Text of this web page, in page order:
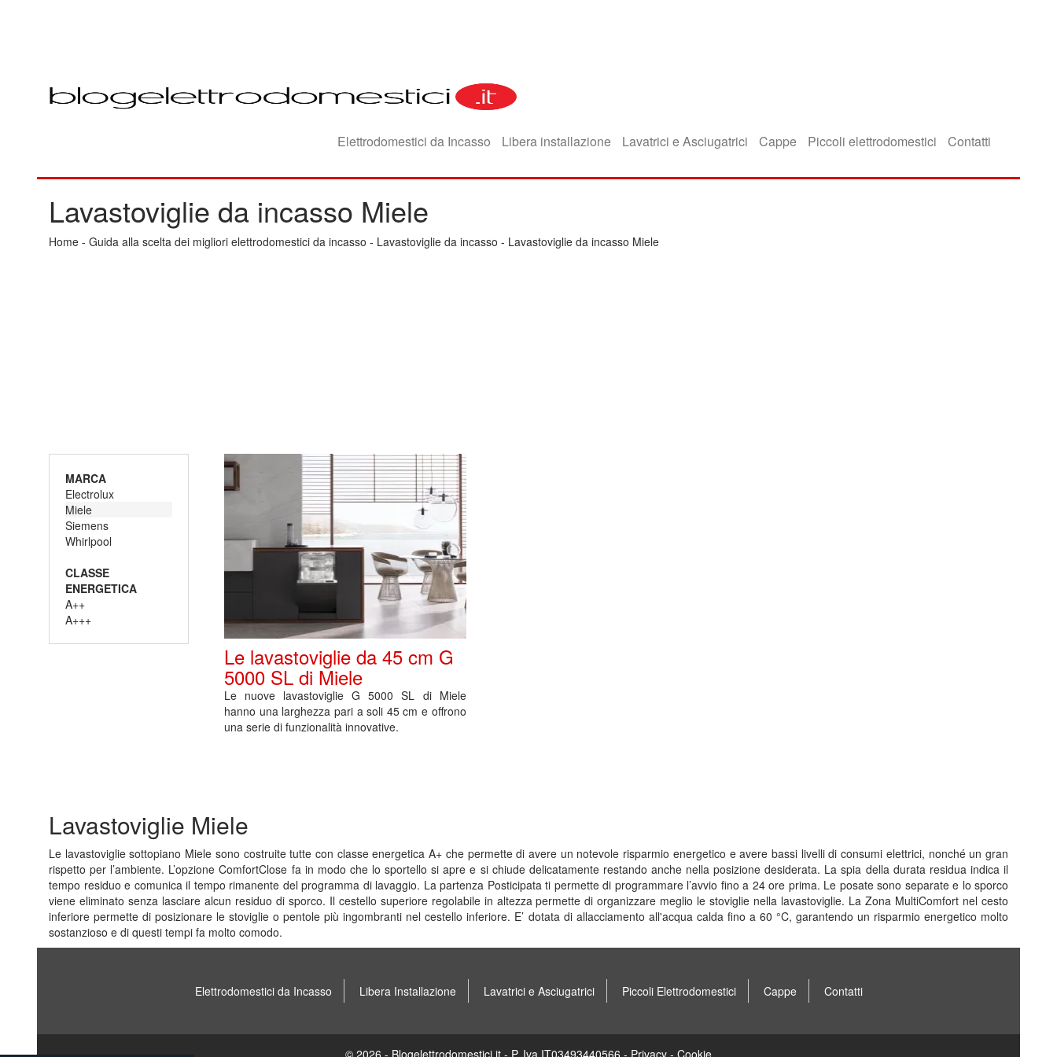
Elettrodomestici da Incasso Libera installazione Lavatrici e Asciugatrici Cappe Piccoli elettrodomestici Contatti
Lavastoviglie da incasso Miele
Home - Guida alla scelta dei migliori elettrodomestici da incasso - Lavastoviglie da incasso - Lavastoviglie da incasso Miele
MARCA
Electrolux
Miele
Siemens
Whirlpool
CLASSE
ENERGETICA
A++
A+++
Le lavastoviglie da 45 cm G
5000 SL di Miele
Le nuove lavastoviglie G 5000 SL di Miele
hanno una larghezza pari a soli 45 cm e offrono
una serie di funzionalità innovative.
Lavastoviglie Miele
Le lavastoviglie sottopiano Miele sono costruite tutte con classe energetica A+ che permette di avere un notevole risparmio energetico e avere bassi livelli di consumi elettrici, nonché un gran
rispetto per l’ambiente. L’opzione ComfortClose fa in modo che lo sportello si apre e si chiude delicatamente restando anche nella posizione desiderata. La spia della durata residua indica il
tempo residuo e comunica il tempo rimanente del programma di lavaggio. La partenza Posticipata ti permette di programmare l’avvio fino a 24 ore prima. Le posate sono separate e lo sporco
viene eliminato senza lasciare alcun residuo di sporco. Il cestello superiore regolabile in altezza permette di organizzare meglio le stoviglie nella lavastoviglie. La Zona MultiComfort nel cesto
inferiore permette di posizionare le stoviglie o pentole più ingombranti nel cestello inferiore. E’ dotata di allacciamento all'acqua calda fino a 60 °C, garantendo un risparmio energetico molto
sostanzioso e di questi tempi fa molto comodo.
Elettrodomestici da Incasso Libera Installazione Lavatrici e Asciugatrici Piccoli Elettrodomestici Cappe Contatti
© 2026 - Blogelettrodomestici.it - P. Iva IT03493440566 - Privacy - Cookie